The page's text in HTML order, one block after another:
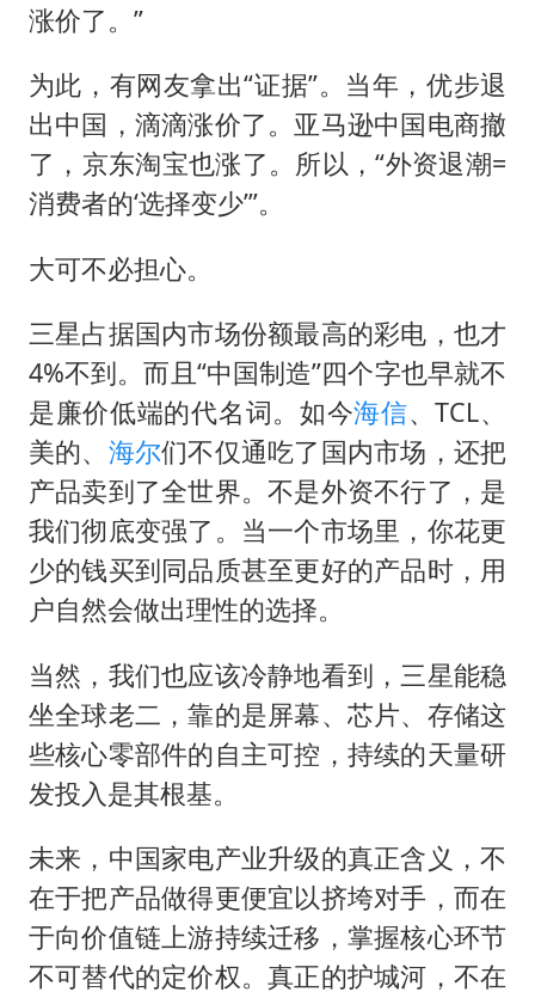
涨价了。”
为此，有网友拿出“证据”。当年，优步退
出中国，滴滴涨价了。亚马逊中国电商撤
了，京东淘宝也涨了。所以，“外资退潮=
消费者的‘选择变少’”。
大可不必担心。
三星占据国内市场份额最高的彩电，也才
4%不到。而且“中国制造”四个字也早就不
是廉价低端的代名词。如今海信、TCL、
美的、 海尔们不仅通吃了国内市场，还把
产品卖到了全世界。不是外资不行了，是
我们彻底变强了。当一个市场里，你花更
少的钱买到同品质甚至更好的产品时，用
户自然会做出理性的选择。
当然，我们也应该冷静地看到，三星能稳
坐全球老二，靠的是屏幕、芯片、存储这
些核心零部件的自主可控，持续的天量研
发投入是其根基。
未来，中国家电产业升级的真正含义，不
在于把产品做得更便宜以挤垮对手，而在
于向价值链上游持续迁移，掌握核心环节
不可替代的定价权。真正的护城河，不在